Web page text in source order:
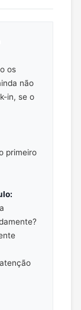
os
não
in, se o
primeiro